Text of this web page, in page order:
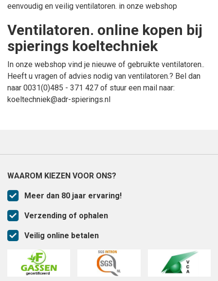
eenvoudig en veilig ventilatoren. in onze webshop
ventilatoren. online kopen bij
spierings koeltechniek
In onze webshop vind je nieuwe of gebruikte ventilatoren..
Heeft u vragen of advies nodig van ventilatoren.? Bel dan
naar 0031(0)485 - 371 427 of stuur een mail naar:
koeltechniek@adr-spierings.nl
WAAROM KIEZEN VOOR ONS?
Meer dan 80 jaar ervaring!
Verzending of ophalen
Veilig online betalen